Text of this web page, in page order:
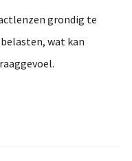
grondig te
, wat kan